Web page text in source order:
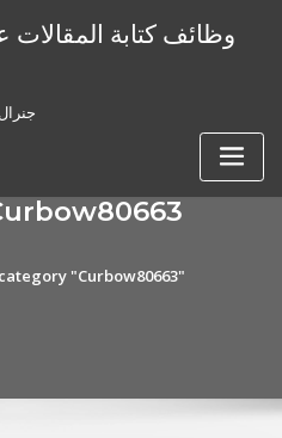
وظائف كتابة المقالات
"Curbow80663"